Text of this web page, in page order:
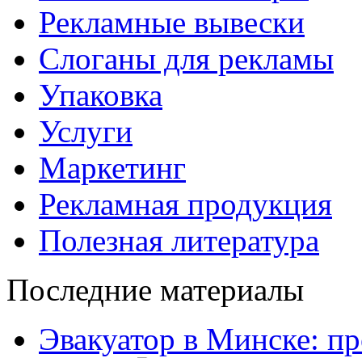
Рекламные вывески
Слоганы для рекламы
Упаковка
Услуги
Маркетинг
Рекламная продукция
Полезная литература
Последние материалы
Эвакуатор в Минске: